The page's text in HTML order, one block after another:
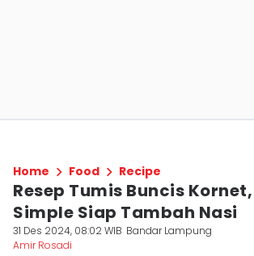
Home Food Recipe
Resep Tumis Buncis
Simple Siap Tambah Nasi
31 Des 2024, 08:02 WIB Bandar Lampung
Amir Rosadi